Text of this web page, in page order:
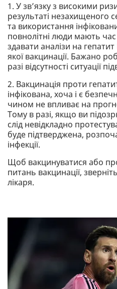
1. У зв’язку з високими
результаті незахищеного
та використання
повнолітні люди мають час
здавати аналізи на
якої вакцинації. Бажано
разі відсутності ситуації
2. Вакцинація проти
інфікована, хоча і є
чином не впливає на
Тому в разі, якщо ви
слід невідкладно
буде підтверджена,
інфекції.
Щоб вакцинуватися або
питань вакцинації,
лікаря.